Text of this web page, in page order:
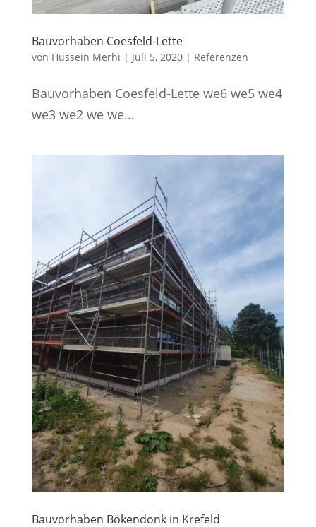
Bauvorhaben Coesfeld-Lette
von Hussein Merhi | Juli 5, 2020| Referenzen
Bauvorhaben Coesfeld-Lette we6 we5 we4
we3 we2 we we...
Bauvorhaben Bökendonk in Krefeld